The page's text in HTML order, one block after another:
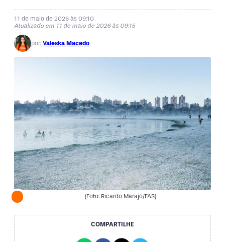
11 de maio de 2026 às 09:10
Atualizado em 11 de maio de 2026 às 09:15
por: Valeska Macedo
(Foto: Ricardo Marajó/FAS)
COMPARTILHE